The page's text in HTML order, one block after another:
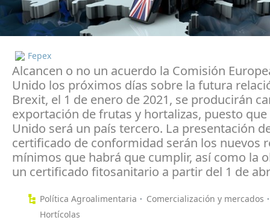
Fepex
Alcancen o no un acuerdo la Comisión
Unido los próximos días sobre la futura
Brexit, el 1 de enero de 2021, se producirán
exportación de frutas y hortalizas, puesto que
Unido será un país tercero. La presentación
certificado de conformidad serán los nuevos
mínimos que habrá que cumplir, así como la
un certificado fitosanitario a partir del 1 de
Política Agroalimentaria
Comercialización y mercados
Hortícolas